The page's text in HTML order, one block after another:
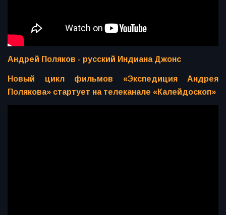
Андрей Поляков - русский Индиана Джонс
Новый цикл фильмов «Экспедиция Андрея
Полякова» стартует на телеканале «Калейдоскоп»